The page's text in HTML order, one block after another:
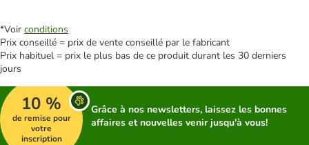
*Voir conditions
Prix conseillé = prix de vente conseillé par le fabricant
Prix habituel = prix le plus bas de ce produit durant les 30 derniers
jours
10 %
de remise pour
votre
inscription
Grâce à nos newsletters, laissez les bonnes
affaires et nouvelles venir jusqu'à vous!